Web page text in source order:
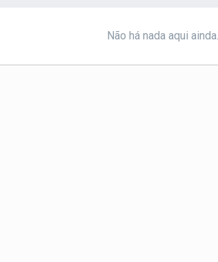
Não há nada aqui ainda.